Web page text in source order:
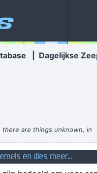
Dagelijkse
are things unknown, in
are doors~ Jim Morrison
is zilver hijgen is goud
en dies meer...